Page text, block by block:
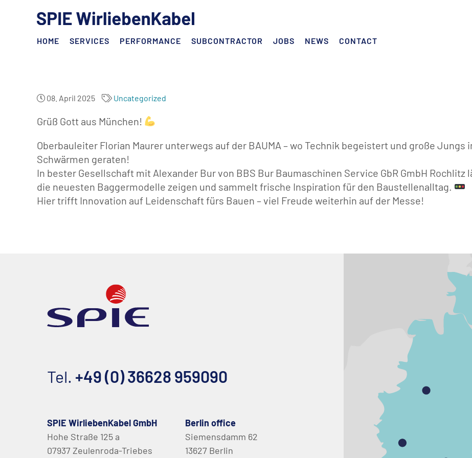
HOME SERVICES PERFORMANCE SUBCONTRACTOR JOBS NEWS CONTACT
08. April 2025 Uncategorized
Grüß Gott aus München!
Oberbauleiter Florian Maurer unterwegs auf der BAUMA – wo Technik begeistert und große Jungs
Schwärmen geraten!
In bester Gesellschaft mit Alexander Bur von BBS Bur Baumaschinen Service GbR GmbH Rochlitz
die neuesten Baggermodelle zeigen und sammelt frische Inspiration für den Baustellenalltag.
Hier trifft Innovation auf Leidenschaft fürs Bauen – viel Freude weiterhin auf der Messe!
Tel. +49 (0) 36628 959090
SPIE WirliebenKabel GmbH
Hohe Straße 125 a
07937 Zeulenroda-Triebes
Berlin office
Siemensdamm 62
13627 Berlin